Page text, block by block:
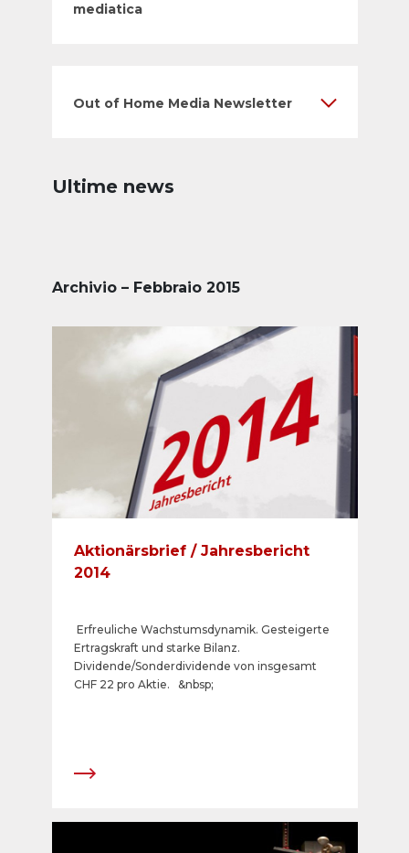
mediatica
Out of Home Media Newsletter
Ultime news
Archivio – Febbraio 2015
Aktionärsbrief / Jahresbericht
2014
Ertragskraft und starke Bilanz.
Dividende/Sonderdividende von insgesamt
CHF 22 pro Aktie. &nbsp;